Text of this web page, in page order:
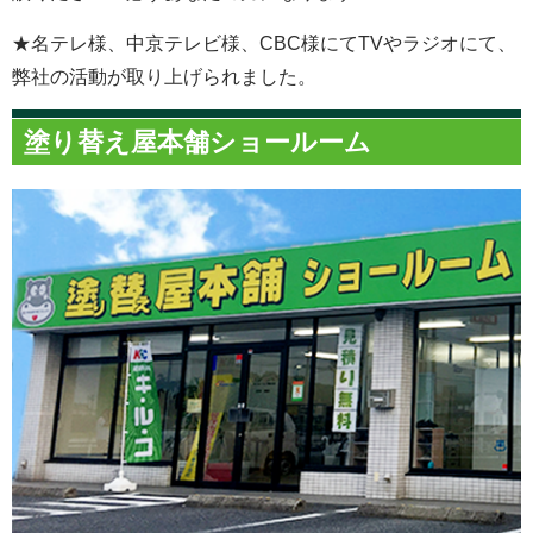
★名テレ様、中京テレビ様、CBC様にてTVやラジオにて、
弊社の活動が取り上げられました。
塗り替え屋本舗ショールーム